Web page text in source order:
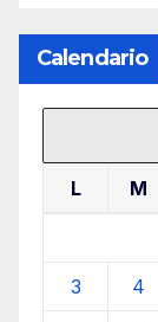
Calendario
L M
3 4